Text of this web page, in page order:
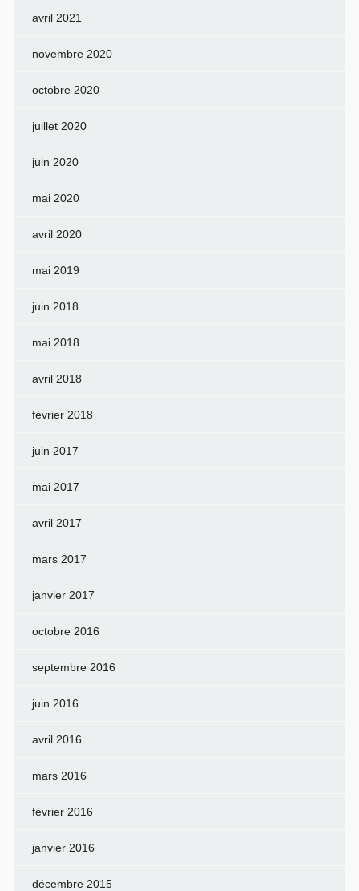
avril 2021
novembre 2020
octobre 2020
juillet 2020
juin 2020
mai 2020
avril 2020
mai 2019
juin 2018
mai 2018
avril 2018
février 2018
juin 2017
mai 2017
avril 2017
mars 2017
janvier 2017
octobre 2016
septembre 2016
juin 2016
avril 2016
mars 2016
février 2016
janvier 2016
décembre 2015